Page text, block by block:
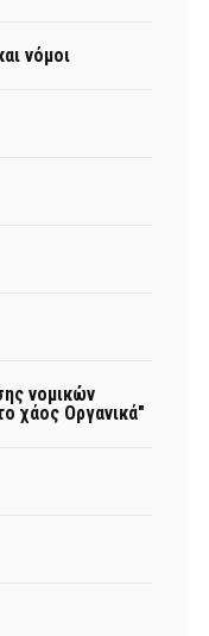
νόμοι
νομικών
χάος Οργανικά"